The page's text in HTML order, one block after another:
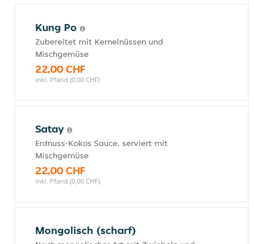
Kung Po
Zubereitet mit Kernelnüssen und
Mischgemüse
22,00 CHF
inkl. Pfand (0,00 CHF)
Satay
Erdnuss-Kokos Sauce, serviert mit
Mischgemüse
22,00 CHF
inkl. Pfand (0,00 CHF)
Mongolisch (scharf)